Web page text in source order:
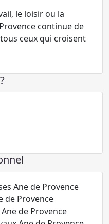
le loisir ou la
continue de
ceux qui croisent
Ane de Provence
de Provence
de Provence